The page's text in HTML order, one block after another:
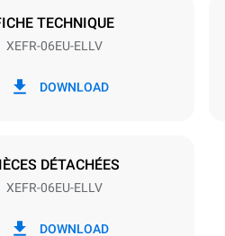
/ 220-240V 3~
TECHNIQUE
XEFR-06EU-ELLV
DOWNLOAD
DÉTACHÉES
XEFR-06EU-ELLV
DOWNLOAD